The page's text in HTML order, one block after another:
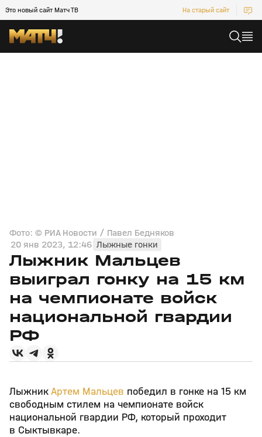
Это новый сайт Матч ТВ На старый сайт
Фото: © РИА Новости / Павел Бедняков
20 янв 2023, 12:46 Лыжные гонки
Лыжник Мальцев
выиграл гонку на 15 км
на чемпионате войск
национальной гвардии
РФ
ЛыжникАртем Мальцев победил в гонке на 15 км
свободным стилем на чемпионате войск
национальной гвардии РФ, который проходит
в Сыктывкаре.